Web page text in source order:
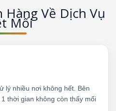
Hàng Về Dịch Vụ
Mối
lý nhiều nơi không hết. Bên
thời gian không còn thấy mối